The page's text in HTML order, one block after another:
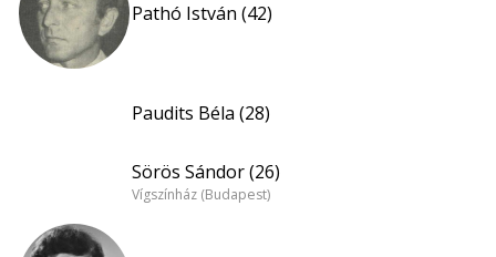
Pathó István (42)
Paudits Béla (28)
Sörös Sándor (26)
Vígszínház (Budapest)